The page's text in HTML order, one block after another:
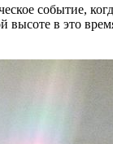
событие,
высоте в это